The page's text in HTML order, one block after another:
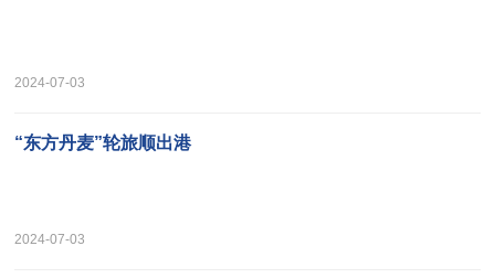
2024-07-03
“东方丹麦”轮旅顺出港
2024-07-03